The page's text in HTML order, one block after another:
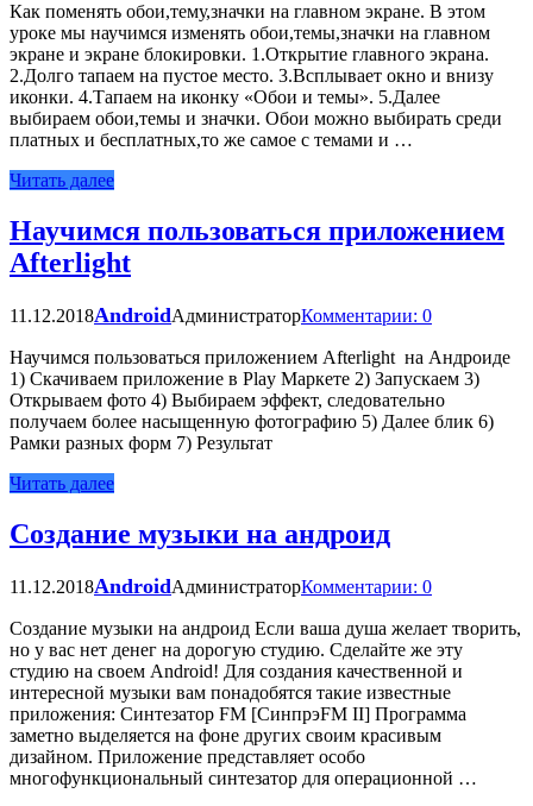
Как поменять обои,тему,значки на главном экране. В этом
уроке мы научимся изменять обои,темы,значки на главном
экране и экране блокировки. 1.Открытие главного экрана.
2.Долго тапаем на пустое место. 3.Всплывает окно и внизу
иконки. 4.Тапаем на иконку «Обои и темы». 5.Далее
выбираем обои,темы и значки. Обои можно выбирать среди
платных и бесплатных,то же самое с темами и …
Читать далее
Научимся пользоваться приложением
Afterlight
11.12.2018AndroidАдминистраторКомментарии: 0
Научимся пользоваться приложением Afterlight на Андроиде
1) Скачиваем приложение в Play Маркете 2) Запускаем 3)
Открываем фото 4) Выбираем эффект, следовательно
получаем более насыщенную фотографию 5) Далее блик 6)
Рамки разных форм 7) Результат
Читать далее
Создание музыки на андроид
11.12.2018AndroidАдминистраторКомментарии: 0
Создание музыки на андроид Если ваша душа желает творить,
но у вас нет денег на дорогую студию. Сделайте же эту
студию на своем Android! Для создания качественной и
интересной музыки вам понадобятся такие известные
приложения: Синтезатор FM [СинпрэFM II] Программа
заметно выделяется на фоне других своим красивым
дизайном. Приложение представляет особо
многофункциональный синтезатор для операционной …